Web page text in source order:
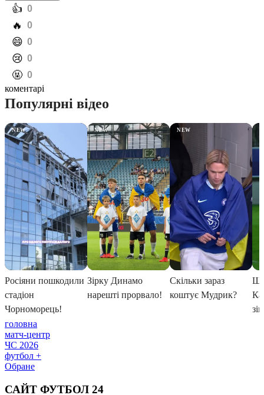
️👍 0
️🔥 0
️😄 0
️😢 0
️🤬 0
коментарі
головна
матч-центр
ЧС 2026
футбол +
Обране
САЙТ ФУТБОЛ 24